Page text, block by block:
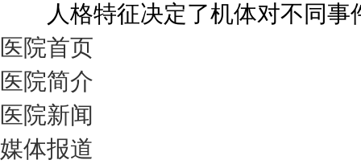
人格特征决定了机体对不同事
医院首页
医院简介
医院新闻
媒体报道